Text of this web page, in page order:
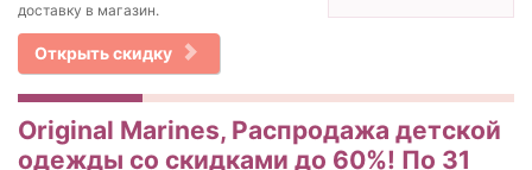
доставку в магазин.
Открыть скидку
Original Marines, Распродажа детской
одежды со скидками до 60%! По 31